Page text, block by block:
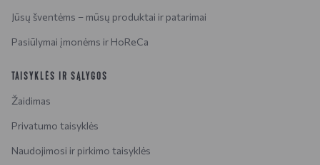
Jūsų šventėms – mūsų produktai ir patarimai
Pasiūlymai įmonėms ir HoReCa
TAISYKLĖS IR SĄLYGOS
Žaidimas
Privatumo taisyklės
Naudojimosi ir pirkimo taisyklės